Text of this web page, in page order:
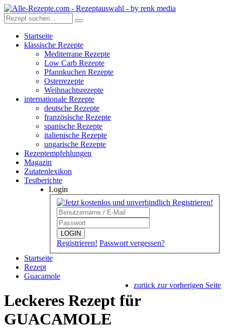
Startseite
klassische Rezepte
Mediterrane Rezepte
Low Carb Rezepte
Pfannkuchen Rezepte
Osterrezepte
Weihnachtsrezepte
internationale Rezepte
deutsche Rezepte
französische Rezepte
spanische Rezepte
italienische Rezepte
ungarische Rezepte
Rezeptempfehlungen
Magazin
Zutatenlexikon
Testberichte
Login
LOGIN
Registrieren! Passwort vergessen?
Startseite
Rezept
Guacamole
zurück zur vorherigen Seite
Leckeres Rezept für
GUACAMOLE